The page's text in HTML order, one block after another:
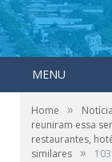
MENU
Home »
reuniram essa
restaurantes,
similares »